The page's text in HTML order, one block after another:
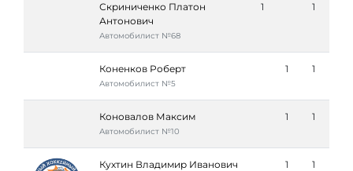
Скриниченко Платон
Антонович
Автомобилист №68
1 1
Коненков Роберт
Автомобилист №5
1 1
Коновалов Максим
Автомобилист №10
1 1
Кухтин Владимир Иванович 1 1